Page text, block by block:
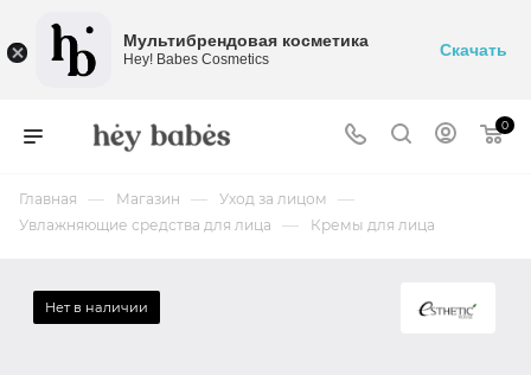
0
Главная — Магазин — Уход за лицом —
Увлажняющие средства для лица — Кремы для лица
Нет в наличии
Мультибрендовая косметика
Hey! Babes Cosmetics Скачать